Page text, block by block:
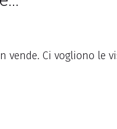
Ci vogliono le